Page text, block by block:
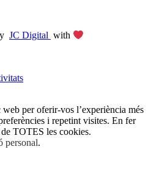
JC Digital with
per oferir-vos l’experiència més
i repetint visites. En fer
TOTES les cookies.
personal.